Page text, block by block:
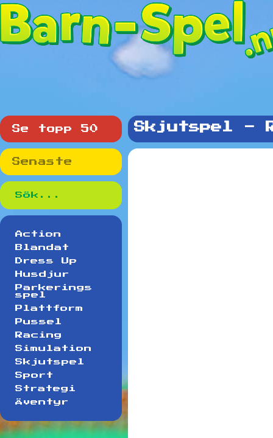
Se topp 50
Senaste
Action
Blandat
Dress Up
Husdjur
Parkerings
spel
Plattform
Pussel
Racing
Simulation
Skjutspel
Sport
Strategi
Äventyr
Skjutspel -